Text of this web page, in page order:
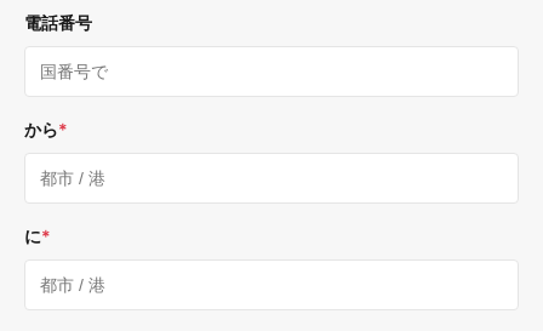
電話番号
から*
に*